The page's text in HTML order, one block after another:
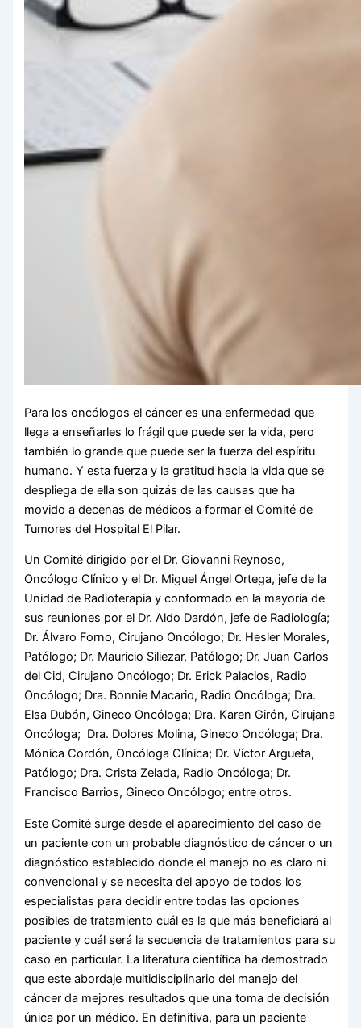
Para los oncólogos el cáncer es una enfermedad que
llega a enseñarles lo frágil que puede ser la vida, pero
también lo grande que puede ser la fuerza del espíritu
humano. Y esta fuerza y la gratitud hacia la vida que se
despliega de ella son quizás de las causas que ha
movido a decenas de médicos a formar el Comité de
Tumores del Hospital El Pilar.
Un Comité dirigido por el Dr. Giovanni Reynoso,
Oncólogo Clínico y el Dr. Miguel Ángel Ortega, jefe de la
Unidad de Radioterapia y conformado en la mayoría de
sus reuniones por el Dr. Aldo Dardón, jefe de Radiología;
Dr. Álvaro Forno, Cirujano Oncólogo; Dr. Hesler Morales,
Patólogo; Dr. Mauricio Siliezar, Patólogo; Dr. Juan Carlos
del Cid, Cirujano Oncólogo; Dr. Erick Palacios, Radio
Oncólogo; Dra. Bonnie Macario, Radio Oncóloga; Dra.
Elsa Dubón, Gineco Oncóloga; Dra. Karen Girón, Cirujana
Oncóloga; Dra. Dolores Molina, Gineco Oncóloga; Dra.
Mónica Cordón, Oncóloga Clínica; Dr. Víctor Argueta,
Patólogo; Dra. Crista Zelada, Radio Oncóloga; Dr.
Francisco Barrios, Gineco Oncólogo; entre otros.
Este Comité surge desde el aparecimiento del caso de
un paciente con un probable diagnóstico de cáncer o un
diagnóstico establecido donde el manejo no es claro ni
convencional y se necesita del apoyo de todos los
especialistas para decidir entre todas las opciones
posibles de tratamiento cuál es la que más beneficiará al
paciente y cuál será la secuencia de tratamientos para su
caso en particular. La literatura científica ha demostrado
que este abordaje multidisciplinario del manejo del
cáncer da mejores resultados que una toma de decisión
única por un médico. En definitiva, para un paciente